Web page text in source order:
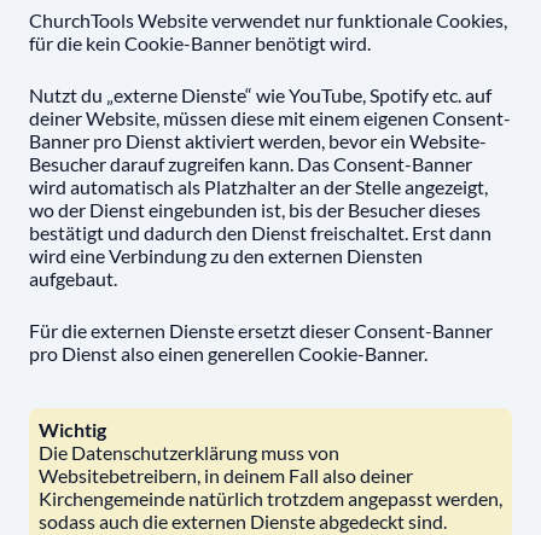
ChurchTools Website verwendet nur funktionale Cookies,
für die kein Cookie-Banner benötigt wird.
Nutzt du „externe Dienste“ wie YouTube, Spotify etc. auf
deiner Website, müssen diese mit einem eigenen Consent-
Banner pro Dienst aktiviert werden, bevor ein Website-
Besucher darauf zugreifen kann. Das Consent-Banner
wird automatisch als Platzhalter an der Stelle angezeigt,
wo der Dienst eingebunden ist, bis der Besucher dieses
bestätigt und dadurch den Dienst freischaltet. Erst dann
wird eine Verbindung zu den externen Diensten
aufgebaut.
Für die externen Dienste ersetzt dieser Consent-Banner
pro Dienst also einen generellen Cookie-Banner.
Wichtig
Die Datenschutzerklärung muss von
Websitebetreibern, in deinem Fall also deiner
Kirchengemeinde natürlich trotzdem angepasst werden,
sodass auch die externen Dienste abgedeckt sind.